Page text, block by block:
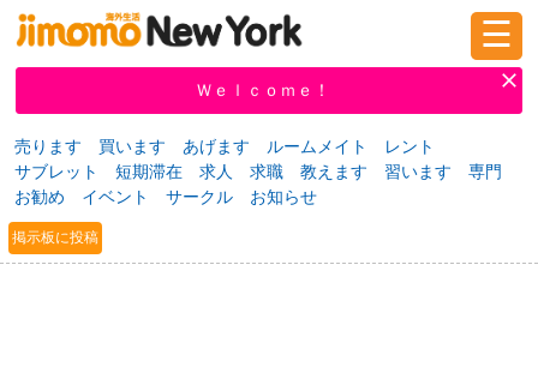
新規登録
掲示板 教えて！
☰
Ｗｅｌｃｏｍｅ！
売ります 買います あげます ルームメイト
レント
サブレット
短期滞在 求人 求職 教えます 習います
専門
お勧め
イベント サークル お知らせ
掲示板に投稿